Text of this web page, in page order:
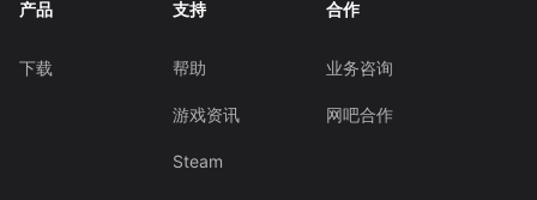
产品
下载
支持
帮助
游戏资讯
Steam
合作
业务咨询
网吧合作